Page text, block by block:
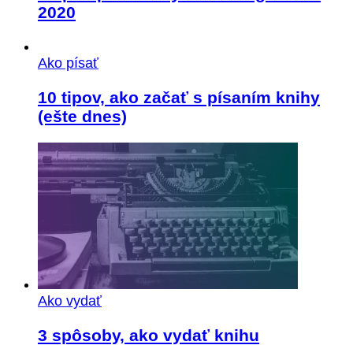
2020
Ako písať
10 tipov, ako začať s písaním knihy
(ešte dnes)
Ako vydať
3 spôsoby, ako vydať knihu